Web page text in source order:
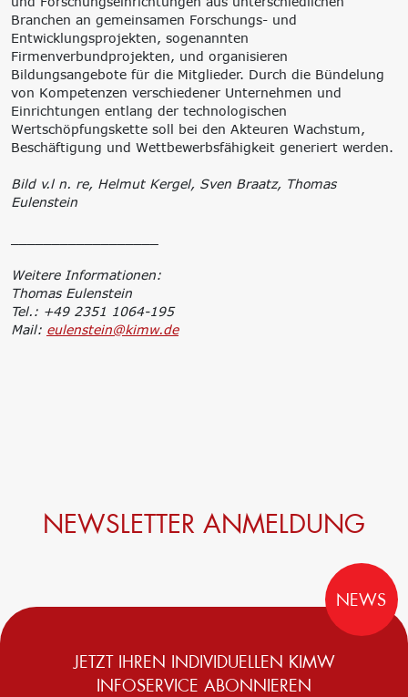
Branchen an gemeinsamen Forschungs- und
Entwicklungsprojekten, sogenannten
Firmenverbundprojekten, und organisieren
Bildungsangebote für die Mitglieder. Durch die Bündelung
von Kompetenzen verschiedener Unternehmen und
Einrichtungen entlang der technologischen
Wertschöpfungskette soll bei den Akteuren Wachstum,
Beschäftigung und Wettbewerbsfähigkeit generiert werden.
Bild v.l n. re, Helmut Kergel, Sven Braatz, Thomas
Eulenstein
Weitere Informationen:
Thomas Eulenstein
Tel.: +49 2351 1064-195
Mail: eulenstein@kimw.de
NEWSLETTER ANMELDUNG
NEWS
JETZT IHREN INDIVIDUELLEN KIMW
INFOSERVICE ABONNIEREN